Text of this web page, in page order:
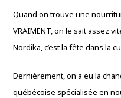
Quand on trouve une
VRAIMENT, on le sait assez
Nordika, c’est la fête dans la
Dernièrement, on a eu la
québécoise spécialisée en